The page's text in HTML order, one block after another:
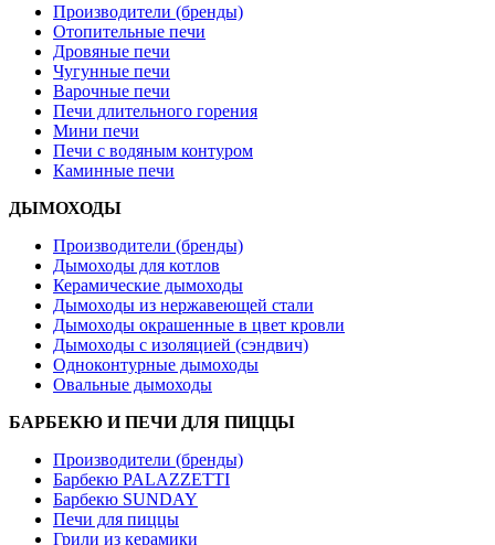
Производители (бренды)
Отопительные печи
Дровяные печи
Чугунные печи
Варочные печи
Печи длительного горения
Мини печи
Печи с водяным контуром
Каминные печи
ДЫМОХОДЫ
Производители (бренды)
Дымоходы для котлов
Керамические дымоходы
Дымоходы из нержавеющей стали
Дымоходы окрашенные в цвет кровли
Дымоходы с изоляцией (сэндвич)
Одноконтурные дымоходы
Овальные дымоходы
БАРБЕКЮ И ПЕЧИ ДЛЯ ПИЦЦЫ
Производители (бренды)
Барбекю PALAZZETTI
Барбекю SUNDAY
Печи для пиццы
Грили из керамики